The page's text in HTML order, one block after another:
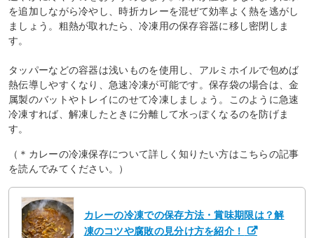
を追加しながら冷やし、時折カレーを混ぜて効率よく熱を逃がし
ましょう。粗熱が取れたら、冷凍用の保存容器に移し密閉しま
す。
タッパーなどの容器は浅いものを使用し、アルミホイルで包めば
熱伝導しやすくなり、急速冷凍が可能です。保存袋の場合は、金
属製のバットやトレイにのせて冷凍しましょう。このように急速
冷凍すれば、解凍したときに分離して水っぽくなるのを防げま
す。
（＊カレーの冷凍保存について詳しく知りたい方はこちらの記事
を読んでみてください。）
カレーの冷凍での保存方法・賞味期限は？解
凍のコツや腐敗の見分け方を紹介！